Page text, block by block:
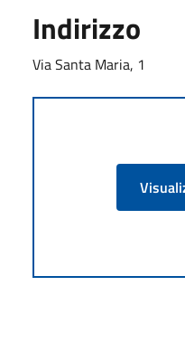
Indirizzo
Via Santa Maria, 1